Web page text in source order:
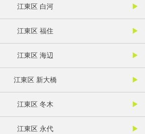
江東区 白河
江東区 福住
江東区 海辺
江東区 新大橋
江東区 冬木
江東区 永代